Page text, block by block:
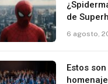
de
6 agosto,
Estos